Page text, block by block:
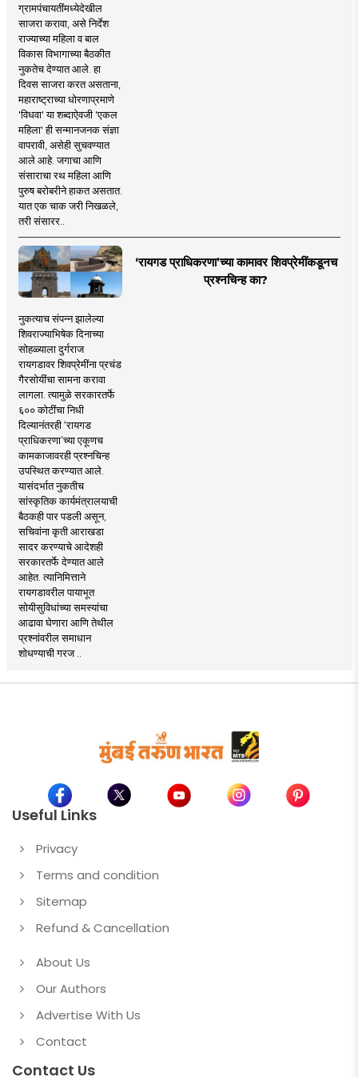
ग्रामपंचायतींमध्येदेखील
साजरा करावा, असे निर्देश
राज्याच्या महिला व बाल
विकास विभागाच्या बैठकीत
नुकतेच देण्यात आले. हा
दिवस साजरा करत असताना,
महाराष्ट्राच्या धोरणाप्रमाणे
'विधवा' या शब्दाऐवजी 'एकल
महिला' ही सन्मानजनक संज्ञा
वापरावी, असेही सुचवण्यात
आले आहे. जगाचा आणि
संसाराचा रथ महिला आणि
पुरुष बरोबरीने हाकत असतात.
यात एक चाक जरी निखळले,
तरी संसारर..
‘रायगड प्राधिकरणा’च्या कामावर शिवप्रेमींकडूनच
प्रश्नचिन्ह का?
नुकत्याच संपन्न झालेल्या
शिवराज्याभिषेक दिनाच्या
सोहळ्याला दुर्गराज
रायगडावर शिवप्रेमींना प्रचंड
गैरसोयींचा सामना करावा
लागला. त्यामुळे सरकारतर्फे
६०० कोटींचा निधी
दिल्यानंतरही ‘रायगड
प्राधिकरणा’च्या एकूणच
कामकाजावरही प्रश्नचिन्ह
उपस्थित करण्यात आले.
यासंदर्भात नुकतीच
सांस्कृतिक कार्यमंत्रालयाची
बैठकही पार पडली असून,
सचिवांना कृती आराखडा
सादर करण्याचे आदेशही
सरकारतर्फे देण्यात आले
आहेत. त्यानिमित्ताने
रायगडावरील पायाभूत
सोयीसुविधांच्या समस्यांचा
आढावा घेणारा आणि तेथील
प्रश्नांवरील समाधान
शोधण्याची गरज ..
Useful Links
Privacy
Terms and condition
Sitemap
Refund & Cancellation
About Us
Our Authors
Advertise With Us
Contact
Contact Us